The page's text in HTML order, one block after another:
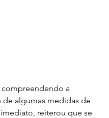
compreendendo a
de algumas medidas de
reiterou que se